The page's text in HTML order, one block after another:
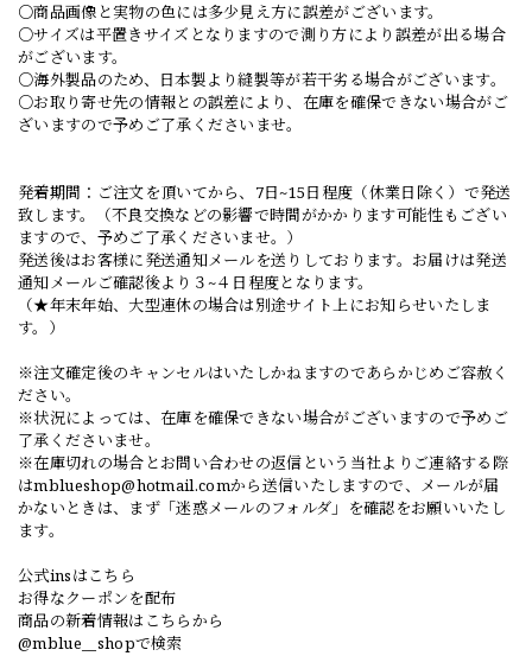
○商品画像と実物の色には多少見え方に誤差がございます。
○サイズは平置きサイズとなりますので測り方により誤差が出る場合
がございます。
○海外製品のため、日本製より縫製等が若干劣る場合がございます。
○お取り寄せ先の情報との誤差により、在庫を確保できない場合がご
ざいますので予めご了承くださいませ。
発着期間：ご注文を頂いてから、7日~15日程度（休業日除く）で発送
致します。（不良交換などの影響で時間がかかります可能性もござい
ますので、予めご了承くださいませ。）
発送後はお客様に発送通知メールを送りしております。お届けは発送
通知メールご確認後より３~４日程度となります。
（★年末年始、大型連休の場合は別途サイト上にお知らせいたしま
す。）
※注文確定後のキャンセルはいたしかねますのであらかじめご容赦く
ださい。
※状況によっては、在庫を確保できない場合がございますので予めご
了承くださいませ。
※在庫切れの場合とお問い合わせの返信という当社よりご連絡する際
はmblueshop@hotmail.comから送信いたしますので、メールが届
かないときは、まず「迷惑メールのフォルダ」を確認をお願いいたし
ます。
公式insはこちら
お得なクーポンを配布
商品の新着情報はこちらから
@mblue__shopで検索